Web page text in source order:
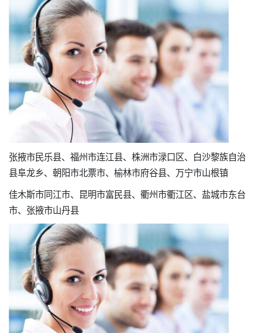
张掖市民乐县、福州市连江县、株洲市渌口区、白沙黎族自治
县阜龙乡、朝阳市北票市、榆林市府谷县、万宁市山根镇
佳木斯市同江市、昆明市富民县、衢州市衢江区、盐城市东台
市、张掖市山丹县